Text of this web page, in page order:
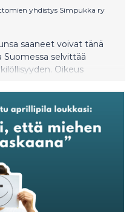
yhdistys Simpukka ry
saaneet voivat tänä
selvittää
Oikeus
saaneilla, 18
yhdistys Simpukka
nuorille tähän tietoa
lahjasoluviikkoa